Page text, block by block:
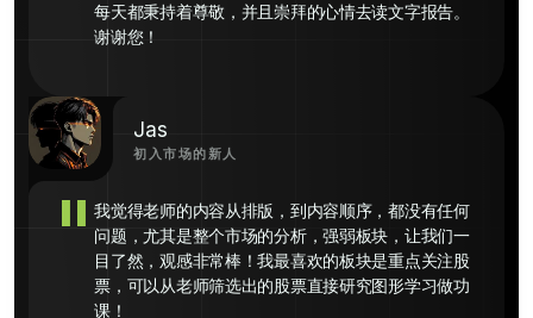
每天都秉持着尊敬，并且崇拜的心情去读文字报告。
谢谢您！
Jas
初入市场的新人
"我觉得老师的内容从排版，到内容顺序，都没有任何
问题，尤其是整个市场的分析，强弱板块，让我们一
目了然，观感非常棒！我最喜欢的板块是重点关注股
票，可以从老师筛选出的股票直接研究图形学习做功
课！